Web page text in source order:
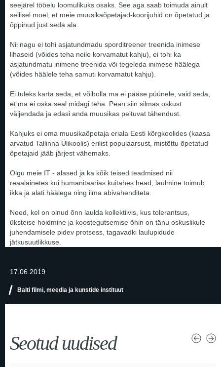
17.06.2019
Balti filmi, meedia ja kunstide instituut
seejärel tööelu loomulikuks osaks. See aga saab toimuda ainult
sellisel moel, et meie muusikaõpetajad-koorijuhid on õpetatud ja
õppinud just seda ala.
Nii nagu ei tohi asjatundmadu sporditreener treenida inimese
lihaseid (võides teha neile korvamatut kahju), ei tohi ka
asjatundmatu inimene treenida või tegeleda inimese häälega
(võides häälele teha samuti korvamatut kahju).
Ei tuleks karta seda, et võibolla ma ei pääse püünele, vaid seda,
et ma ei oska seal midagi teha. Pean siin silmas oskust
väljendada ja edasi anda muusikas peituvat tähendust.
Kahjuks ei oma muusikaõpetaja eriala Eesti kõrgkoolides (kaasa
arvatud Tallinna Ülikoolis) erilist populaarsust, mistõttu õpetatud
õpetajaid jääb järjest vähemaks.
Olgu meie IT - alased ja ka kõik teised teadmised nii
reaalainetes kui humanitaarias kuitahes head, laulmine toimub
ikka ja alati häälega ning ilma abivahenditeta.
Need, kel on olnud õnn laulda kollektiivis, kus tolerantsus,
üksteise hoidmine ja koostegutsemise õhin on tänu oskuslikule
juhendamisele pidev protsess, tagavadki laulupidude
jätkusuutlikkuse.
Seotud uudised